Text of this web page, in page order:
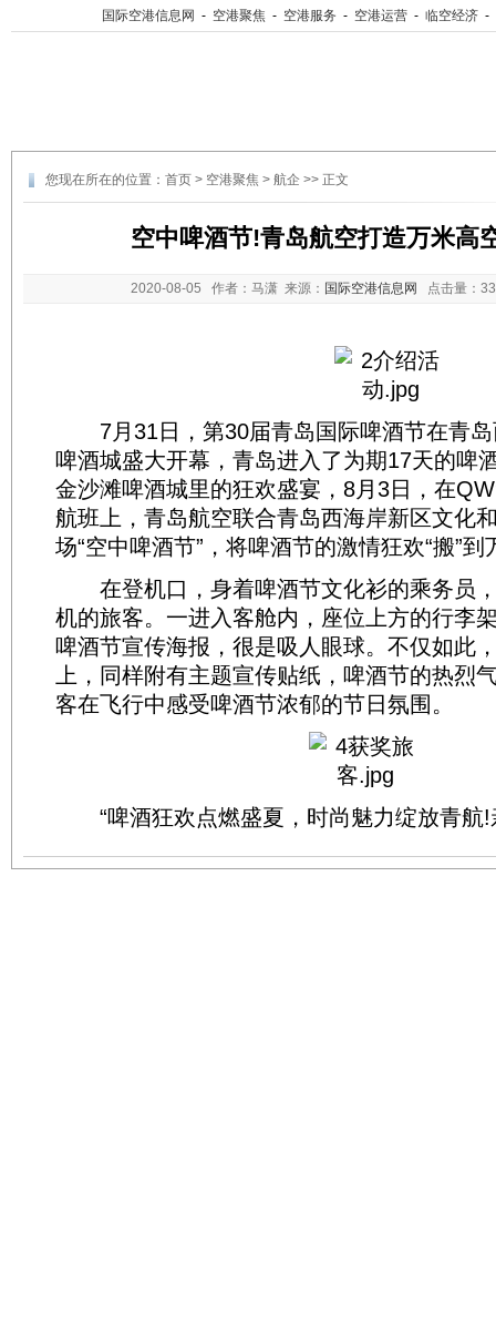
国际空港信息网 - 空港聚焦 - 空港服务 - 空港运营 - 临空经济 -
您现在所在的位置： 首页 > 空港聚焦 > 航企 >> 正文
空中啤酒节!青岛航空打造万米高
2020-08-05 作者：马潇 来源： 国际空港信息网 点击量：
7月31日，第30届青岛国际啤酒节在青岛
啤酒城盛大开幕，青岛进入了为期17天的啤
金沙滩啤酒城里的狂欢盛宴，8月3日，在
航班上，青岛航空联合青岛西海岸新区文化
场“空中啤酒节”，将啤酒节的激情狂欢“搬”到
在登机口，身着啤酒节文化衫的乘务员
机的旅客。一进入客舱内，座位上方的行李
啤酒节宣传海报，很是吸人眼球。不仅如此
上，同样附有主题宣传贴纸，啤酒节的热烈
客在飞行中感受啤酒节浓郁的节日氛围。
“啤酒狂欢点燃盛夏，时尚魅力绽放青航!